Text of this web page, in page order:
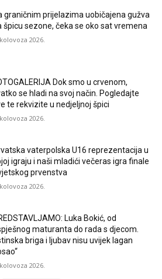
graničnim prijelazima uobičajena gužva
špicu sezone, čeka se oko sat vremena
2026.
Dok smo u crvenom,
se hladi na svoj način. Pogledajte
te rekvizite u nedjeljnoj špici
2026.
vaterpolska U16 reprezentacija u
igraju i naši mladići večeras igra finale
prvenstva
2026.
Luka Bokić, od
maturanta do rada s djecom.
briga i ljubav nisu uvijek lagan
2026.